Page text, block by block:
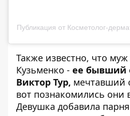
Также известно, что
Кузьменко - ее бывший
Виктор Тур, мечтавший
вот познакомились они
Девушка добавила